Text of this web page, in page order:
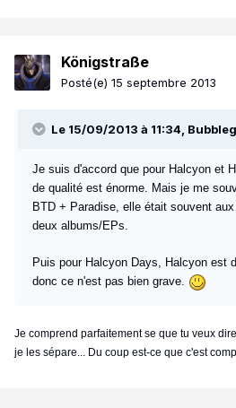
Königstraße
Posté(e) 15 septembre 2013
Le 15/09/2013 à 11:34,
Je suis d'accord que pour Halcyon et
de qualité est énorme. Mais je me
BTD + Paradise, elle était souvent
deux albums/EPs.
Puis pour Halcyon Days, Halcyon est
donc ce n'est pas bien grave.
Je comprend parfaitement se que tu veux
je les sépare... Du coup est-ce que c'est